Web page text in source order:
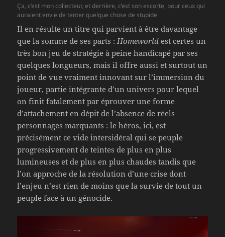
Ça, c’est mon collecteur, et derrière, c’est son escorte, pour ceux qui
auraient envie de tenter quelque chose de stupide
Il en résulte un titre qui parvient à être davantage
que la somme de ses parts :Homeworld est certes un
très bon jeu de stratégie à peine handicapé par ses
quelques longueurs, mais il offre aussi et surtout un
point de vue vraiment innovant sur l’immersion du
joueur, partie intégrante d’un univers pour lequel
on finit fatalement par éprouver une forme
d’attachement en dépit de l’absence de réels
personnages marquants : le héros, ici, est
précisément ce vide intersidéral qui se peuple
progressivement de teintes de plus en plus
lumineuses et de plus en plus chaudes tandis que
l’on approche de la résolution d’une crise dont
l’enjeu n’est rien de moins que la survie de tout un
peuple face à un génocide.